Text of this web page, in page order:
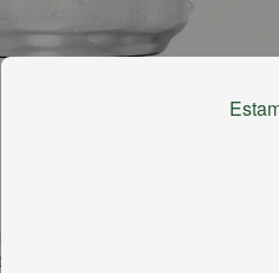
considerada um clássico
de lúpulo e muito refrescante.